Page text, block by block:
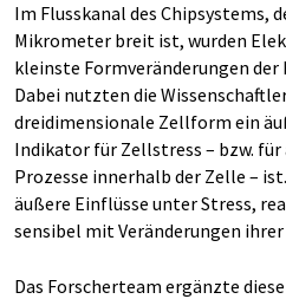
Im Flusskanal des Chipsystems,
Mikrometer breit ist, wurden
kleinste Formveränderungen
Dabei nutzten die
dreidimensionale Zellform ein
Indikator für Zellstress – bzw.
Prozesse innerhalb der Zelle –
äußere Einflüsse unter Stress,
sensibel mit Veränderungen ihrer
Das Forscherteam ergänzte